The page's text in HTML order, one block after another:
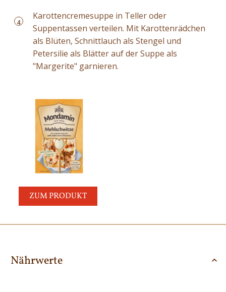
4
Karottencremesuppe in Teller oder
Suppentassen verteilen. Mit Karottenrädchen
als Blüten, Schnittlauch als Stengel und
Petersilie als Blätter auf der Suppe als
"Margerite" garnieren.
ZUM PRODUKT
Nährwerte